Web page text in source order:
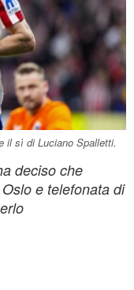
il sì di Luciano Spalletti.
deciso che
e telefonata di